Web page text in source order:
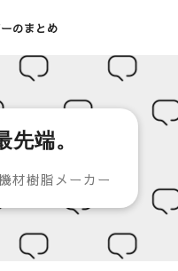
のまとめ
端。
材樹脂メーカー